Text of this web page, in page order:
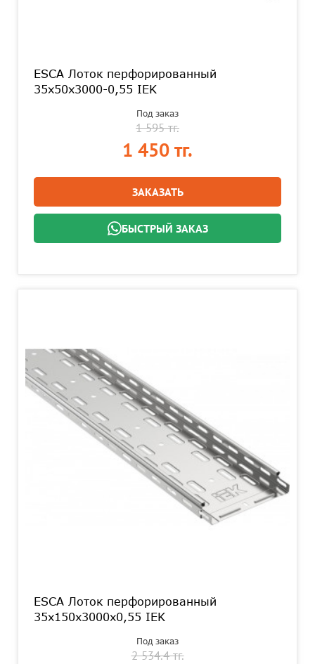
ESCA Лоток перфорированный
35х50х3000-0,55 IEK
Под заказ
1 595 тг.
1 450 тг.
ЗАКАЗАТЬ
БЫСТРЫЙ ЗАКАЗ
ESCA Лоток перфорированный
35х150х3000х0,55 IEK
Под заказ
2 534.4 тг.